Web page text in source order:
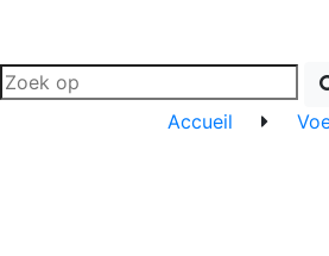
Accueil